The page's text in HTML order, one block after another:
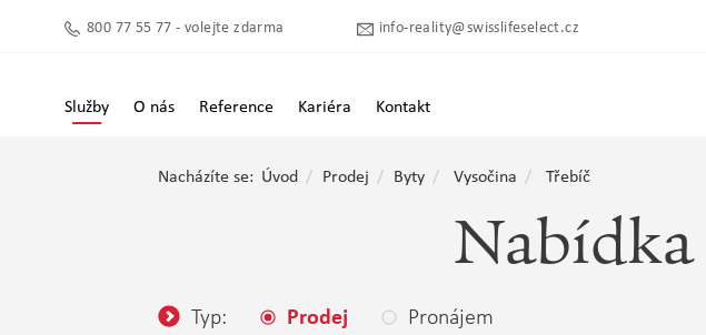
800 77 55 77 - volejte zdarma info-reality@swisslifeselect.cz
Služby O nás Reference Kariéra Kontakt
Nacházíte se: Úvod Prodej Byty Vysočina Třebíč
Typ: Prodej Pronájem